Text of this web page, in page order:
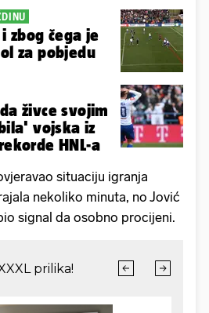
zbog čega je
za pobjedu
vojska iz
HNL-a
situaciju igranja
nekoliko minuta, no Jović
signal da osobno procijeni.